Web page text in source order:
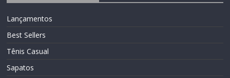
Lançamentos
Best Sellers
Tênis Casual
Sapatos